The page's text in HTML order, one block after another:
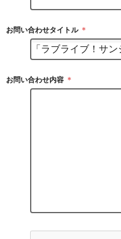
お問い合わせタイトル ＊
お問い合わせ内容 ＊